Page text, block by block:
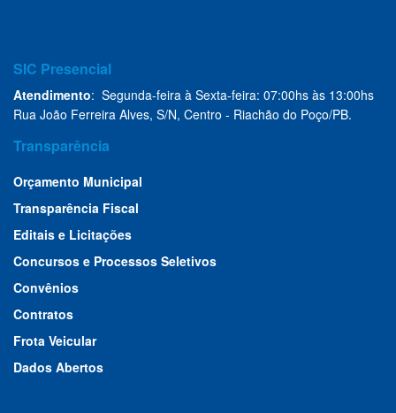
SIC Presencial
Atendimento: Segunda-feira à Sexta-feira: 07:00hs às 13:00hs
Rua João Ferreira Alves, S/N, Centro - Riachão do Poço/PB.
Transparência
Orçamento Municipal
Transparência Fiscal
Editais e Licitações
Concursos e Processos Seletivos
Convênios
Contratos
Frota Veicular
Dados Abertos